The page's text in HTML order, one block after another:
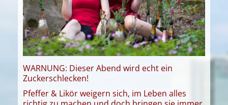
WARNUNG: Dieser Abend wird echt ein
Zuckerschlecken!
Pfeffer & Likör weigern sich, im Leben alles